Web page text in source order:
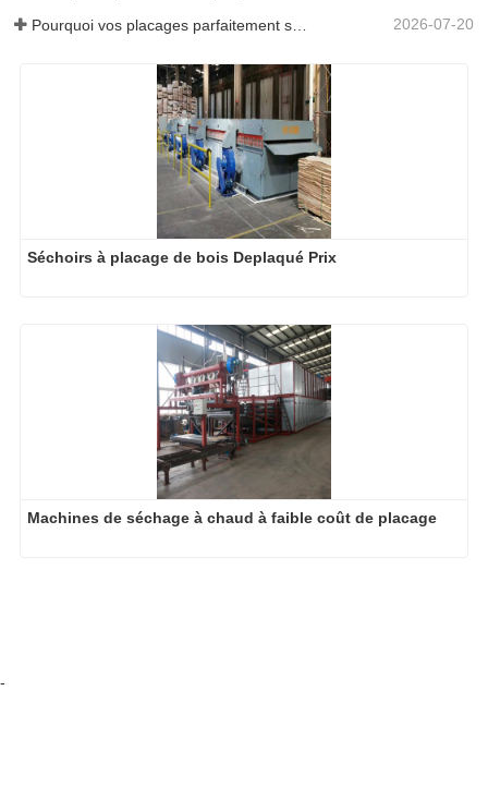
Pourquoi vos placages parfaitement séchés se réhumidifient-ils ? 2026-07-20
Séchoirs à placage de bois Deplaqué Prix
Machines de séchage à chaud à faible coût de placage
-